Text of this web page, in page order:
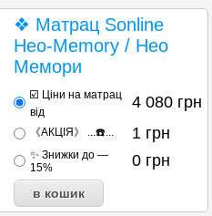
❖ Матрац Sonline
Heo-Memory / Нео
Мемори
☑️ Ціни на матрац
від
4 080 грн
《АКЦІЯ》 ...☎️... 1 грн
✨ Знижки до —
15%
0 грн